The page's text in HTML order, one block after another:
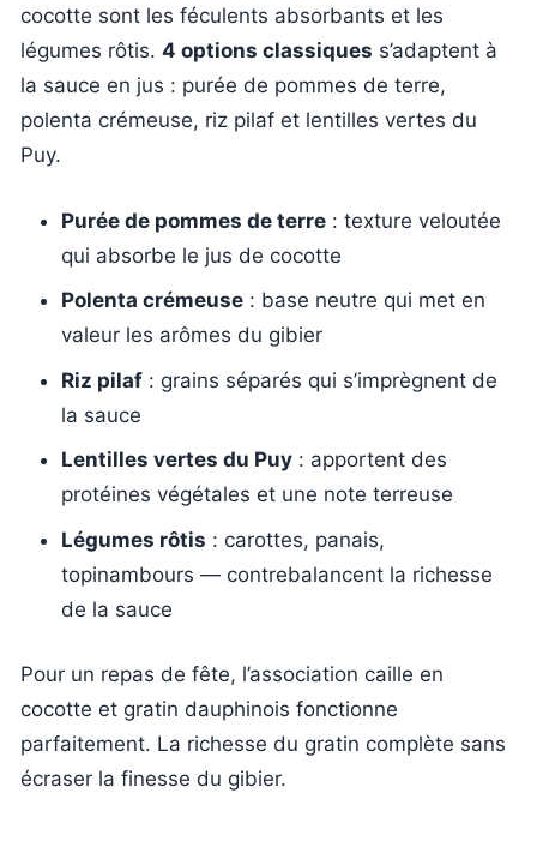
cocotte sont les féculents absorbants et les
légumes rôtis. 4 options classiques s’adaptent à
la sauce en jus : purée de pommes de terre,
polenta crémeuse, riz pilaf et lentilles vertes du
Puy.
Purée de pommes de terre : texture veloutée
qui absorbe le jus de cocotte
Polenta crémeuse : base neutre qui met en
valeur les arômes du gibier
Riz pilaf : grains séparés qui s’imprègnent de
la sauce
Lentilles vertes du Puy : apportent des
protéines végétales et une note terreuse
Légumes rôtis : carottes, panais,
topinambours — contrebalancent la richesse
de la sauce
Pour un repas de fête, l’association caille en
cocotte et gratin dauphinois fonctionne
parfaitement. La richesse du gratin complète sans
écraser la finesse du gibier.